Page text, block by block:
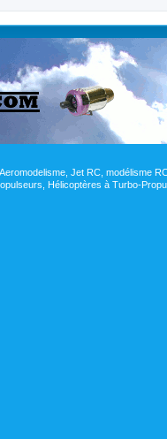
Jet RC, modélisme
Hélicoptères à Turbo-